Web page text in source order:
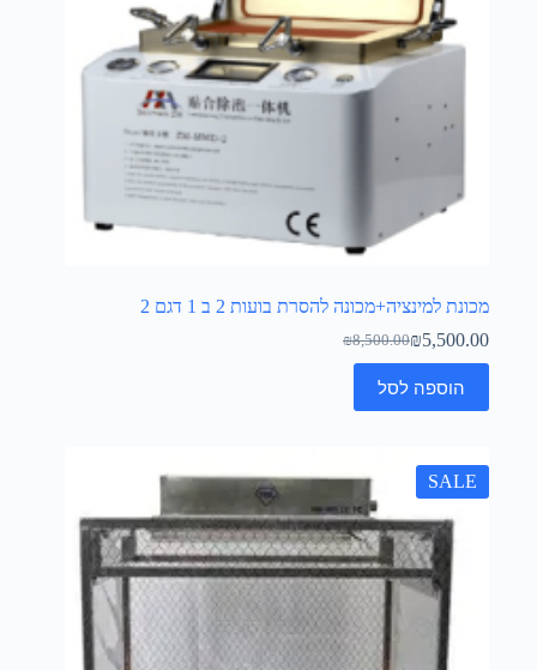
מכונת למינציה+מכונה להסרת בועות 2 ב 1 דגם 2
₪8,500.00₪5,500.00
הוספה לסל
SALE